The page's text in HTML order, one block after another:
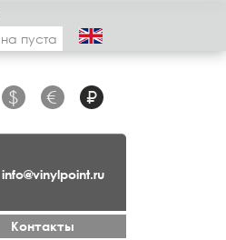
пуста
$ € ₽
info@vinylpoint.ru
Контакты